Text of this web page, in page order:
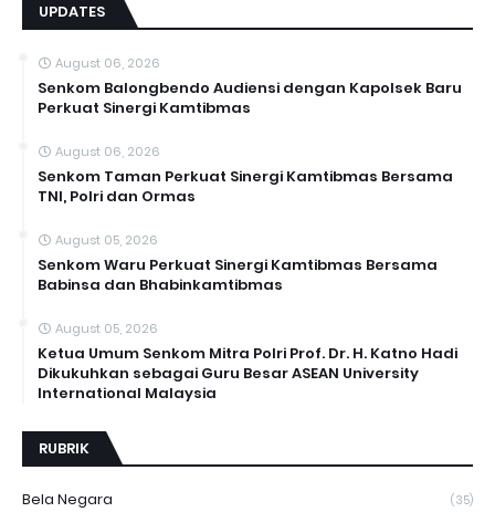
UPDATES
August 06, 2026
Senkom Balongbendo Audiensi dengan Kapolsek Baru
Perkuat Sinergi Kamtibmas
August 06, 2026
Senkom Taman Perkuat Sinergi Kamtibmas Bersama
TNI, Polri dan Ormas
August 05, 2026
Senkom Waru Perkuat Sinergi Kamtibmas Bersama
Babinsa dan Bhabinkamtibmas
August 05, 2026
Ketua Umum Senkom Mitra Polri Prof. Dr. H. Katno Hadi
Dikukuhkan sebagai Guru Besar ASEAN University
International Malaysia
RUBRIK
Bela Negara (35)